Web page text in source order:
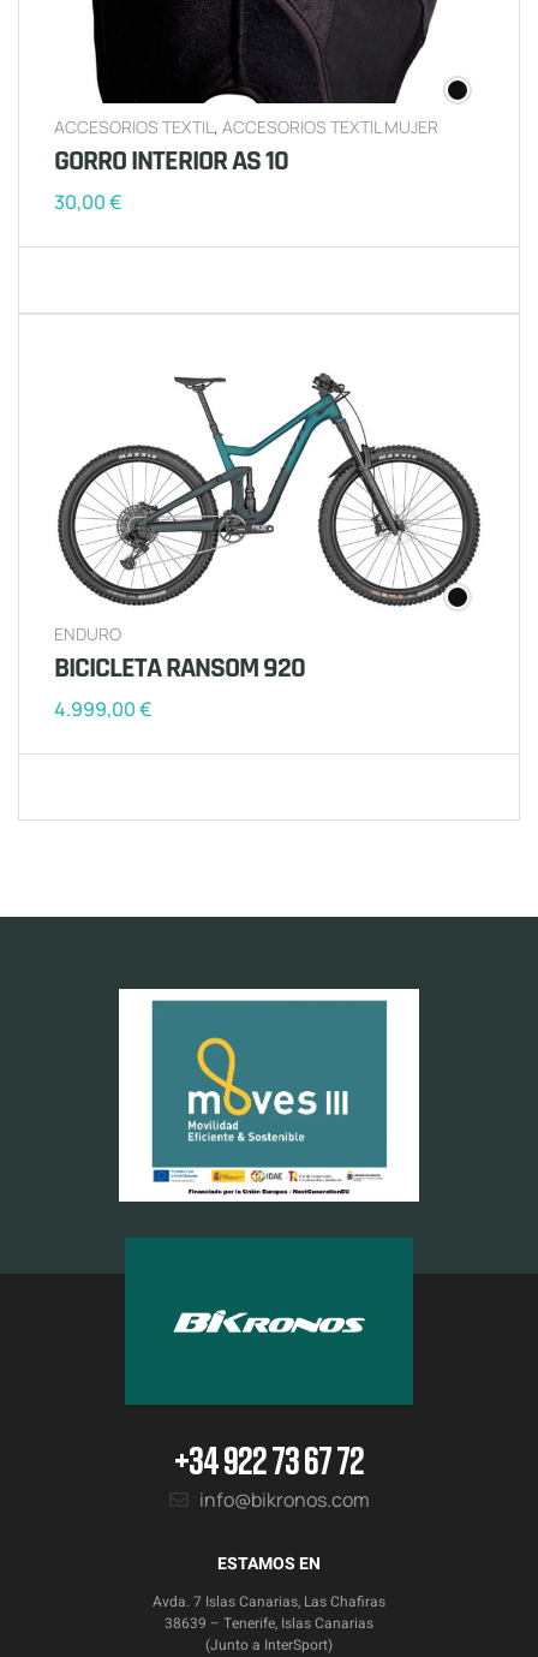
ACCESORIOS TEXTIL , ACCESORIOS TEXTIL MUJER
GORRO INTERIOR AS 10
30,00€
ENDURO
BICICLETA RANSOM 920
4.999,00€
+34 922 73 67 72
info@bikronos.com
ESTAMOS EN
Avda. 7 Islas Canarias, Las Chafiras
38639 – Tenerife, Islas Canarias
(Junto a InterSport)